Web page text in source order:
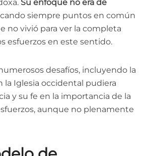
Su enfoque no era de
siempre puntos en común
no vivió para ver la completa
esfuerzos en este sentido.
desafíos, incluyendo la
Iglesia occidental pudiera
y su fe en la importancia de la
aunque no plenamente